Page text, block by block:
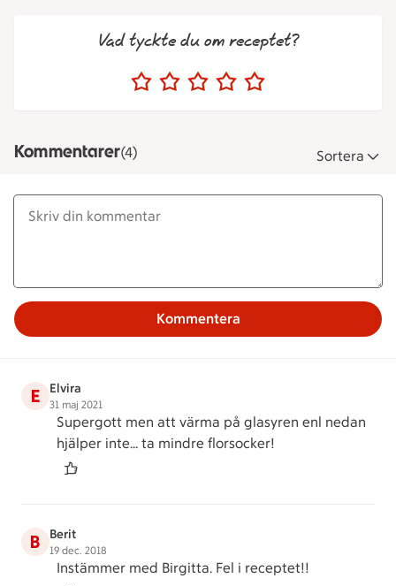
Vad tyckte du om receptet?
Kommentarer(4) Sortera
Kommentera
E Elvira
31 maj 2021
Supergott men att värma på glasyren enl nedan
hjälper inte... ta mindre florsocker!
B Berit
19 dec. 2018
Instämmer med Birgitta. Fel i receptet!!